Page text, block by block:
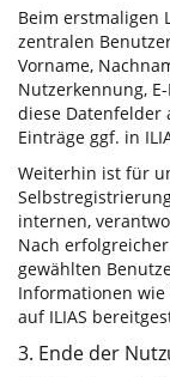
Beim erstmaligen
zentralen
Vorname,
Nutzerkennung,
diese
Einträge ggf. in
Weiterhin ist für
internen,
Nach
gewählten
Informationen wie
auf ILIAS
3. Ende der